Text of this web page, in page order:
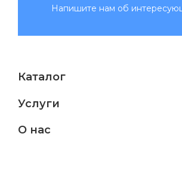
Напишите нам об
Каталог
Услуги
О нас